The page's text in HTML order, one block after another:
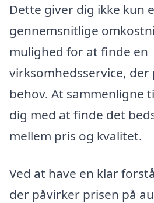
Dette giver dig ikke kun
gennemsnitlige
mulighed for at finde en
virksomhedsservice, der
behov. At sammenligne
dig med at finde det
mellem pris og kvalitet.
Ved at have en klar
der påvirker prisen på